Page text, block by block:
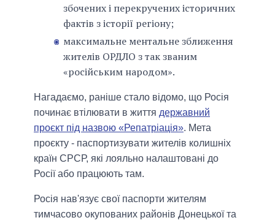
збочених і перекручених історичних
фактів з історії регіону;
максимальне ментальне зближення
жителів ОРДЛО з так званим
«російським народом».
Нагадаємо, раніше стало відомо, що Росія
починає втілювати в життя державний
проєкт під назвою «Репатріація». Мета
проєкту - паспортизувати жителів колишніх
країн СРСР, які лояльно налаштовані до
Росії або працюють там.
Росія нав'язує свої паспорти жителям
тимчасово окупованих районів Донецької та